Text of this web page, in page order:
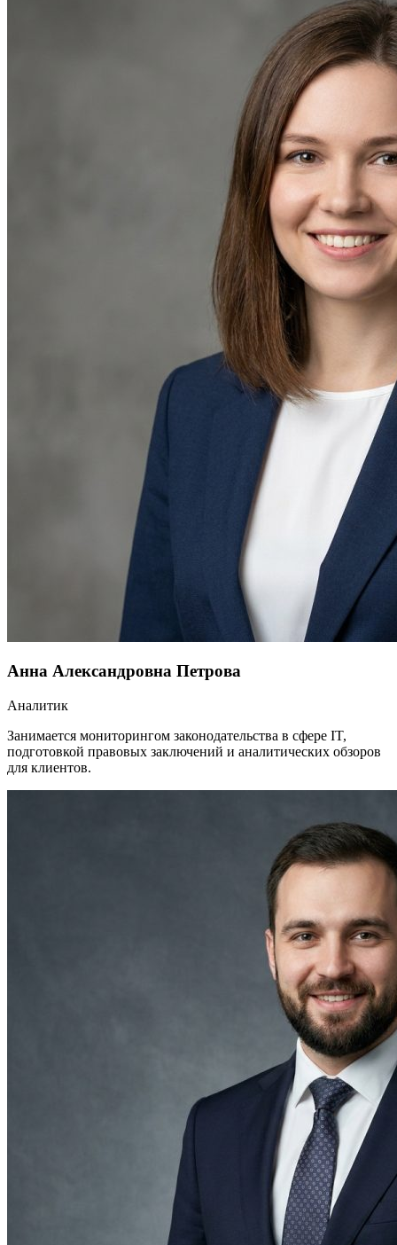
Анна Александровна Петрова
Аналитик
Занимается мониторингом законодательства в сфере IT,
подготовкой правовых заключений и аналитических обзоров
для клиентов.